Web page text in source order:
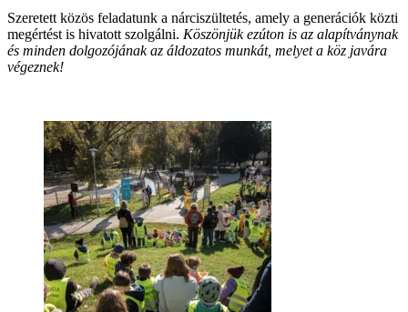
Szeretett közös feladatunk a nárciszültetés, amely a generációk közti
megértést is hivatott szolgálni. Köszönjük ezúton is az alapítványnak
és minden dolgozójának az áldozatos munkát, melyet a köz javára
végeznek!